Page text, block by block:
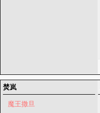
焚岚
魔王撒旦